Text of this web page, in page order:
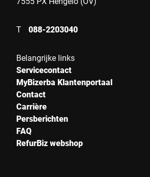
T 088-2203040
Belangrijke links
Servicecontact
MyBizerba Klantenportaal
Contact
Carrière
Persberichten
FAQ
RefurBiz webshop